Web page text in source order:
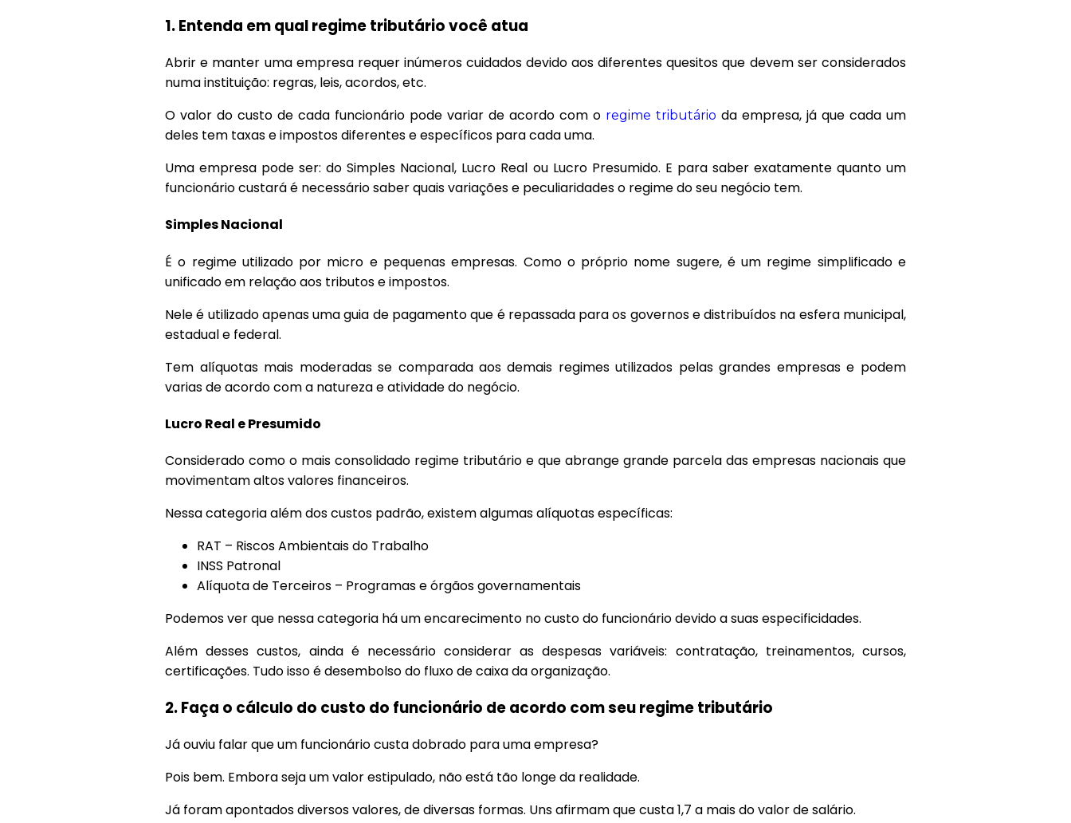
1. Entenda em qual regime tributário você atua
Abrir e manter uma empresa requer inúmeros cuidados devido aos diferentes quesitos que devem ser considerados
numa instituição: regras, leis, acordos, etc.
O valor do custo de cada funcionário pode variar de acordo com o regime tributário da empresa, já que cada um
deles tem taxas e impostos diferentes e específicos para cada uma.
Uma empresa pode ser: do Simples Nacional, Lucro Real ou Lucro Presumido. E para saber exatamente quanto um
funcionário custará é necessário saber quais variações e peculiaridades o regime do seu negócio tem.
Simples Nacional
É o regime utilizado por micro e pequenas empresas. Como o próprio nome sugere, é um regime simplificado e
unificado em relação aos tributos e impostos.
Nele é utilizado apenas uma guia de pagamento que é repassada para os governos e distribuídos na esfera municipal,
estadual e federal.
Tem alíquotas mais moderadas se comparada aos demais regimes utilizados pelas grandes empresas e podem
varias de acordo com a natureza e atividade do negócio.
Lucro Real e Presumido
Considerado como o mais consolidado regime tributário e que abrange grande parcela das empresas nacionais que
movimentam altos valores financeiros.
Nessa categoria além dos custos padrão, existem algumas alíquotas específicas:
RAT – Riscos Ambientais do Trabalho
INSS Patronal
Alíquota de Terceiros – Programas e órgãos governamentais
Podemos ver que nessa categoria há um encarecimento no custo do funcionário devido a suas especificidades.
Além desses custos, ainda é necessário considerar as despesas variáveis: contratação, treinamentos, cursos,
certificações. Tudo isso é desembolso do fluxo de caixa da organização.
2. Faça o cálculo do custo do funcionário de acordo com seu regime tributário
Já ouviu falar que um funcionário custa dobrado para uma empresa?
Pois bem. Embora seja um valor estipulado, não está tão longe da realidade.
Já foram apontados diversos valores, de diversas formas. Uns afirmam que custa 1,7 a mais do valor de salário.